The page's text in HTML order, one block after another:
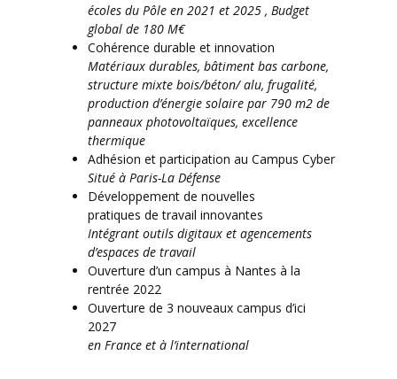
écoles du Pôle en 2021 et 2025 , Budget
global de 180 M€
Cohérence durable et innovation
Matériaux durables, bâtiment bas carbone,
structure mixte bois/béton/ alu, frugalité,
production d’énergie solaire par 790 m2 de
panneaux photovoltaïques, excellence
thermique
Adhésion et participation au Campus Cyber
Situé à Paris-La Défense
Développement de nouvelles
pratiques de travail innovantes
Intégrant outils digitaux et agencements
d’espaces de travail
Ouverture d’un campus à Nantes à la
rentrée 2022
Ouverture de 3 nouveaux campus d’ici
2027
en France et à l’international